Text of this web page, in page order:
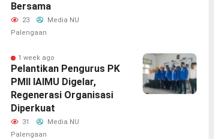
Bersama
23
Media NU
Palengaan
1 week ago
Pelantikan Pengurus PK
PMII IAIMU Digelar,
Regenerasi Organisasi
Diperkuat
31
Media NU
Palengaan